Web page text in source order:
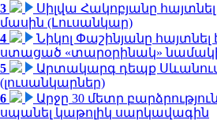
3
Սիլվա Հակոբյանը
մասին (Լուսանկար)
4
Նիկոլ Փաշինյանը
ստացած «տարօրինակ»
5
Արտակարգ դեպք
(լուսանկարներ)
6
Արջը 30 մետր
սպանել կաթոլիկ սարկավագին